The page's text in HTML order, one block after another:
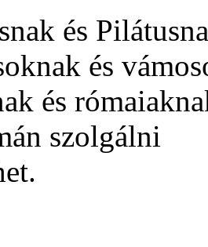
és
és
és
szolgálni